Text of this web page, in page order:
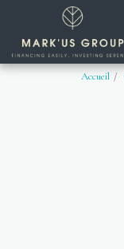
Accueil